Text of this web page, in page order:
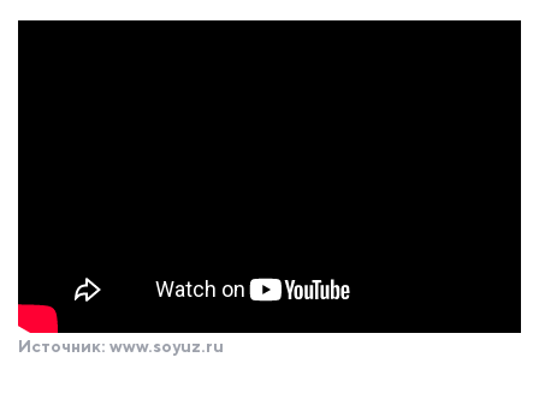
Источник: www.soyuz.ru